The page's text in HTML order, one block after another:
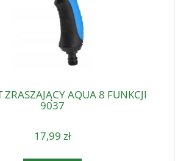
ZRASZAJĄCY AQUA 8 FUNKCJI
9037
17,99 zł